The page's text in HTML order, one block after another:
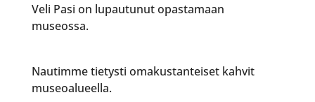
Veli Pasi on lupautunut opastamaan
museossa.
Nautimme tietysti omakustanteiset kahvit
museoalueella.